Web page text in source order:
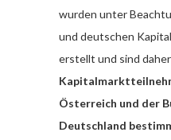
wurden unter
und deutschen
erstellt und sind daher
Österreich und der
Deutschland